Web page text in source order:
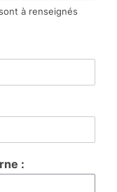
à renseignés
: